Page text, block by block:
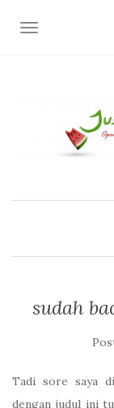
TOGGLE
sudah
Tadi sore saya
dengan judul ini